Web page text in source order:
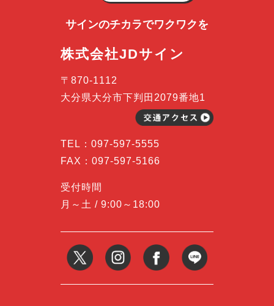
サインのチカラでワクワクを
株式会社JDサイン
〒870-1112
大分県大分市下判田2079番地1
TEL： 097-597-5555
FAX：097-597-5166
受付時間
月～土 / 9:00～18:00